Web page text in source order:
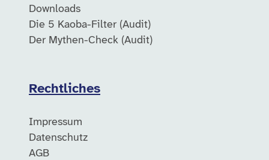
Downloads
Die 5 Kaoba-Filter (Audit)
Der Mythen-Check (Audit)
Rechtliches
Impressum
Datenschutz
AGB